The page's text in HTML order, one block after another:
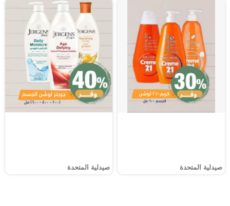
صيدلية المتحدة صيدلية المتحدة